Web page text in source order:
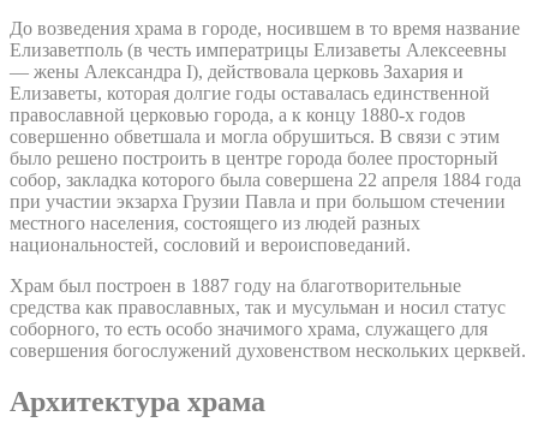
До возведения храма в городе, носившем в то время название
Елизаветполь (в честь императрицы Елизаветы Алексеевны
— жены Александра I), действовала церковь Захария и
Елизаветы, которая долгие годы оставалась единственной
православной церковью города, а к концу 1880-х годов
совершенно обветшала и могла обрушиться. В связи с этим
было решено построить в центре города более просторный
собор, закладка которого была совершена 22 апреля 1884 года
при участии экзарха Грузии Павла и при большом стечении
местного населения, состоящего из людей разных
национальностей, сословий и вероисповеданий.
Храм был построен в 1887 году на благотворительные
средства как православных, так и мусульман и носил статус
соборного, то есть особо значимого храма, служащего для
совершения богослужений духовенством нескольких церквей.
Архитектура храма